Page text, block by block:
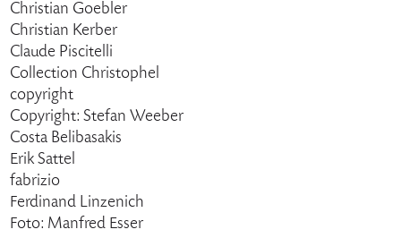
Christian Goebler
Christian Kerber
Claude Piscitelli
Collection Christophel
copyright
Copyright: Stefan Weeber
Costa Belibasakis
Erik Sattel
fabrizio
Ferdinand Linzenich
Foto: Manfred Esser